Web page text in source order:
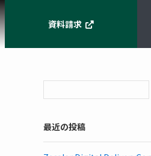
資料請求
最近の投稿